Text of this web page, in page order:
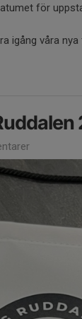
för
igång våra